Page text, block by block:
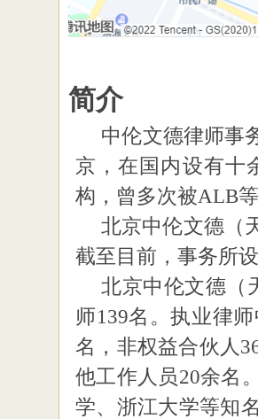
简介
中伦文德律师事
京，在国内设有十
构，曾多次被ALB
北京中伦文德（
截至目前，事务所
北京中伦文德（
师139名。执业律
名，非权益合伙人
他工作人员20余名
学、浙江大学等知